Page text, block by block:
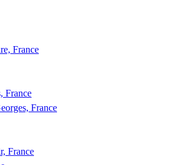
France
France
France
France